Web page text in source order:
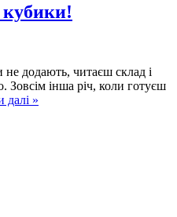
не додають, читаєш склад і
Зовсім інша річ, коли готуєш
далі »